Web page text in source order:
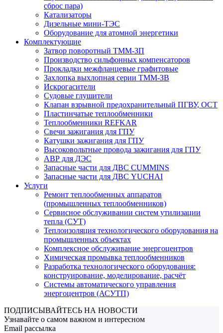
сброс пара)
Катализаторы
Дизельные мини-ТЭС
Оборудование для атомной энергетики
Комплектующие
Затвор поворотный ТММ-ЗП
Производство сильфонных компенсаторов
Прокладки межфланцевые графитовые
Захлопка выхлопная серии ТММ-ЗВ
Искрогасители
Судовые глушители
Клапан взрывной предохранительный ПГВУ, ОСТ
Пластинчатые теплообменники
Теплообменники REFKAR
Свечи зажигания для ГПУ
Катушки зажигания для ГПУ
Высоковольтные провода зажигания для ГПУ
АВР для ДЭС
Запасные части для ДВС CUMMINS
Запасные части для ДВС YUCHAI
Услуги
Ремонт теплообменных аппаратов
(промышленных теплообменников)
Сервисное обслуживании систем утилизации
тепла (СУТ)
Теплоизоляция технологического оборудования на
промышленных объектах
Комплексное обслуживание энергоцентров
Химическая промывка теплообменников
Разработка технологического оборудования:
конструирование, моделирование, расчёт
Системы автоматического управления
энергоцентров (АСУТП)
ПОДПИСЫВАЙТЕСЬ НА НОВОСТИ
Узнавайте о самом важном и интересном
Email рассылка